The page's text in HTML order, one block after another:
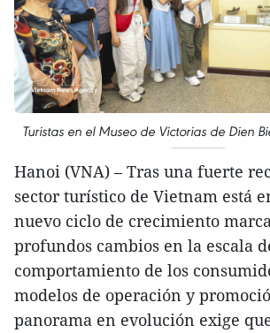
Turistas en el Museo de Victorias de Dien
Hanoi (VNA) – Tras una fuerte
sector turístico de Vietnam está
nuevo ciclo de crecimiento
profundos cambios en la escala
comportamiento de los
modelos de operación y
panorama en evolución exige